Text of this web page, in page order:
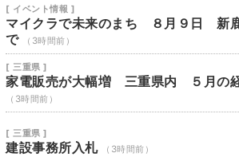
[ イベント情報 ]
マイクラで未来のまち ８月９日 新
で
（3時間前）
[ 三重県 ]
家電販売が大幅増 三重県内 ５月の
（3時間前）
[ 三重県 ]
建設事務所入札 （3時間前）